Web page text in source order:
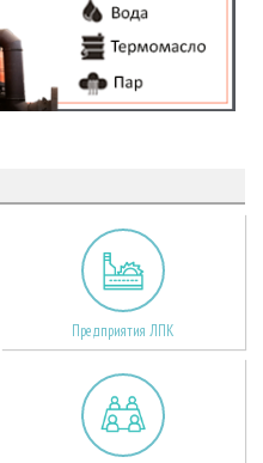
Предприятия ЛПК